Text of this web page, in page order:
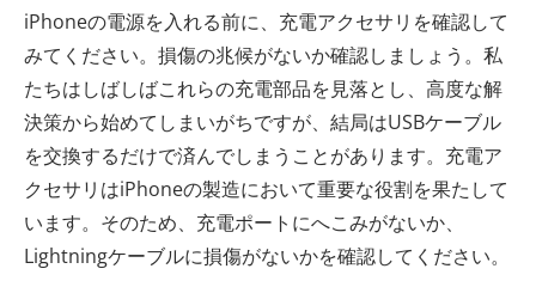
iPhoneの電源を入れる前に、充電アクセサリを確認して
みてください。損傷の兆候がないか確認しましょう。私
たちはしばしばこれらの充電部品を見落とし、高度な解
決策から始めてしまいがちですが、結局はUSBケーブル
を交換するだけで済んでしまうことがあります。充電ア
クセサリはiPhoneの製造において重要な役割を果たして
います。そのため、充電ポートにへこみがないか、
Lightningケーブルに損傷がないかを確認してください。